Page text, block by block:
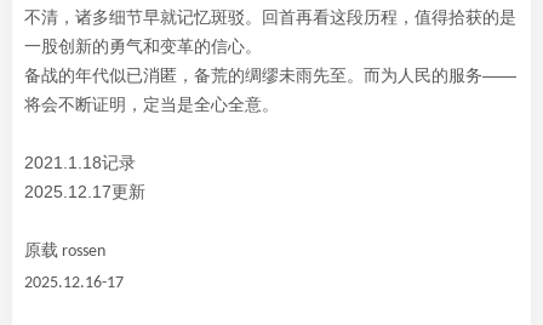
不清，诸多细节早就记忆斑驳。回首再看这段历程，值得拾获的是
一股创新的勇气和变革的信心。
备战的年代似已消匿，备荒的绸缪未雨先至。而为人民的服务——
将会不断证明，定当是全心全意。
2021.1.18记录
2025.12.17更新
原载 rossen
2025.12.16-17